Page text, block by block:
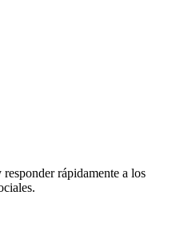
rápidamente a los